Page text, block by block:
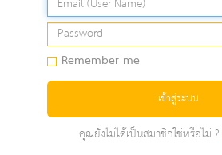
Remember me
เข้าสู่ระบบ
คุณยังไม่ได้เป็นสมาชิกใช่หรือไม่ ?